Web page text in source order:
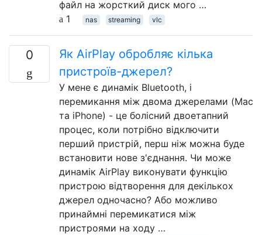
файл на жорсткий диск мого …
1
nas streaming vlc
0
Як AirPlay обробляє кілька
пристроїв-джерел?
У мене є динамік Bluetooth, і
перемикання між двома джерелами (Mac
та iPhone) - це болісний двоетапний
процес, коли потрібно відключити
перший пристрій, перш ніж можна буде
встановити нове з'єднання. Чи може
динамік AirPlay виконувати функцію
пристрою відтворення для декількох
джерел одночасно? Або можливо
принаймні перемикатися між
пристроями на ходу …